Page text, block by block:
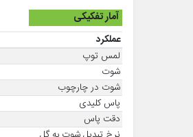
آمار تفکیکی
عملکرد
لمس توپ
شوت
شوت در چارچوب
پاس کلیدی
دقت پاس